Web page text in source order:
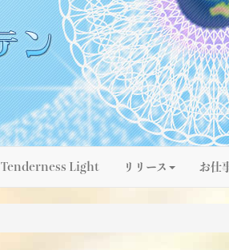
Tenderness Light リリース お仕